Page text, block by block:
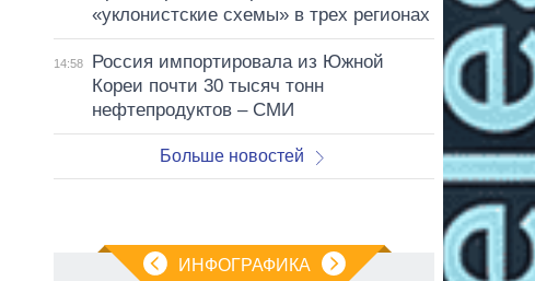
«уклонистские схемы» в трех регионах
14:58
Россия импортировала из Южной
Кореи почти 30 тысяч тонн
нефтепродуктов – СМИ
Больше новостей
ИНФОГРАФИКА